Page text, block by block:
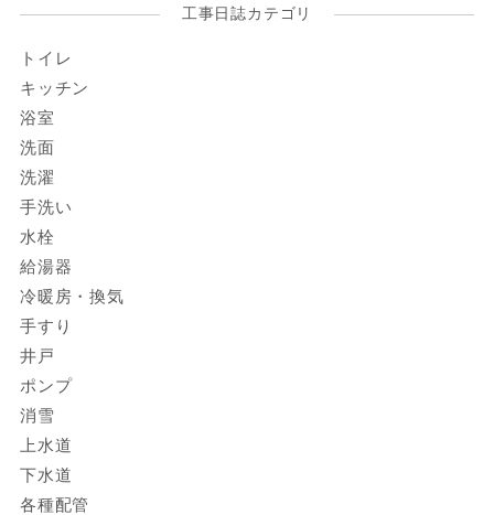
工事日誌カテゴリ
トイレ
キッチン
浴室
洗面
洗濯
手洗い
水栓
給湯器
冷暖房・換気
手すり
井戸
ポンプ
消雪
上水道
下水道
各種配管